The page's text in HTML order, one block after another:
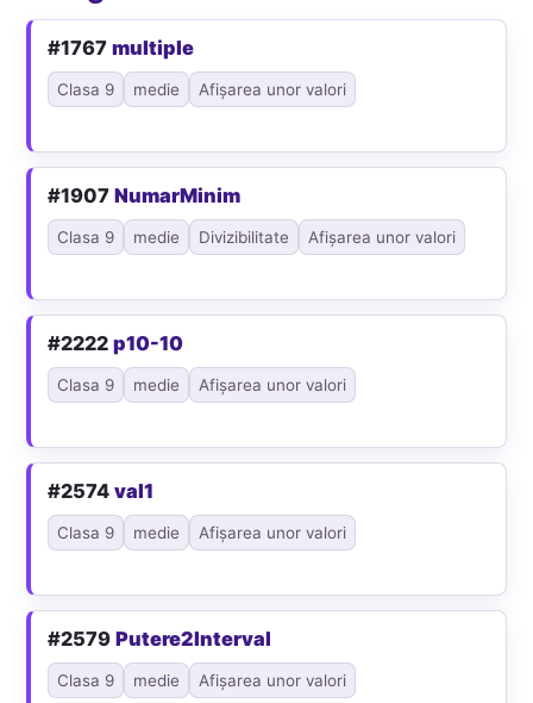
#1767multiple
Clasa 9 medie Afișarea unor valori
#1907NumarMinim
Clasa 9 medie Divizibilitate Afișarea unor valori
#2222p10-10
Clasa 9 medie Afișarea unor valori
#2574val1
Clasa 9 medie Afișarea unor valori
#2579Putere2Interval
Clasa 9 medie Afișarea unor valori